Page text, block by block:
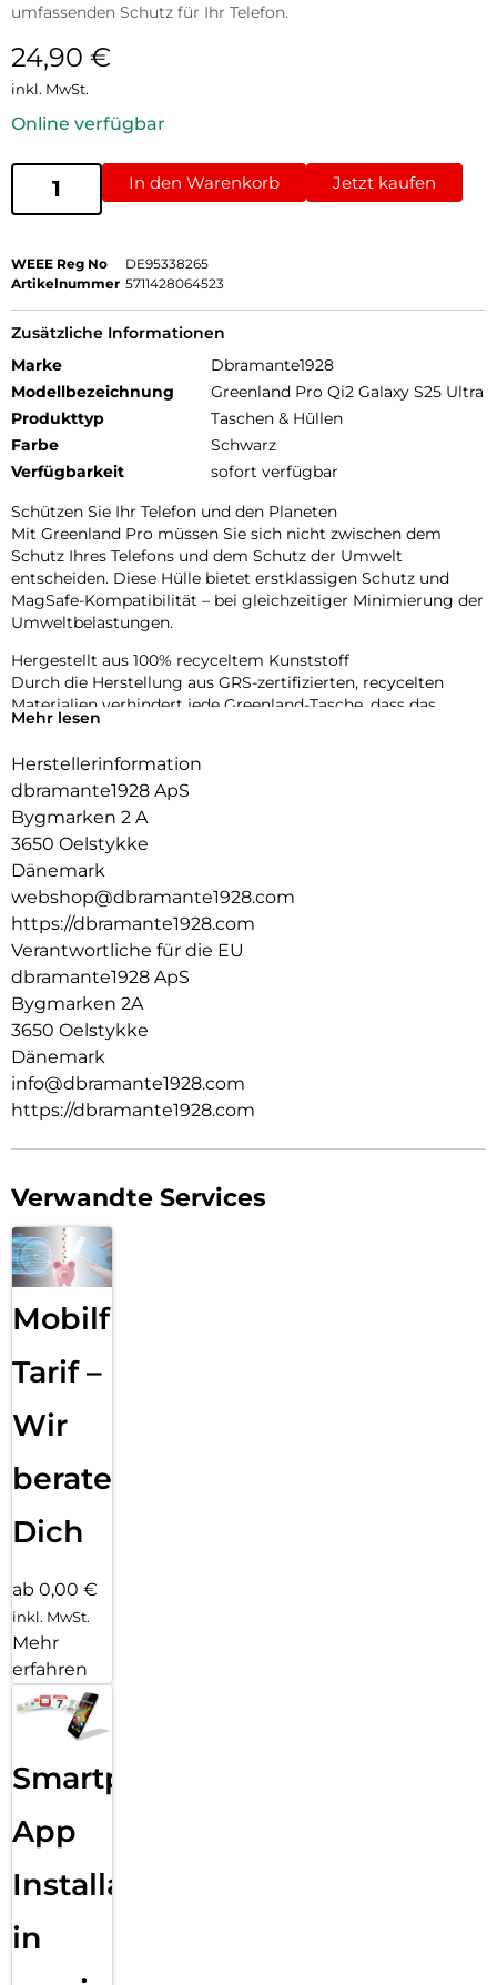
umfassenden Schutz für Ihr Telefon.
24,90 €
inkl. MwSt.
Online verfügbar
In den Warenkorb Jetzt kaufen
WEEE Reg No
DE95338265
Artikelnummer 5711428064523
Zusätzliche Informationen
Marke
Dbramante1928
Modellbezeichnung
Greenland Pro Qi2 Galaxy S25 Ultra
Produkttyp
Taschen & Hüllen
Farbe
Schwarz
Verfügbarkeit
sofort verfügbar
Schützen Sie Ihr Telefon und den Planeten
Mit Greenland Pro müssen Sie sich nicht zwischen dem
Schutz Ihres Telefons und dem Schutz der Umwelt
entscheiden. Diese Hülle bietet erstklassigen Schutz und
MagSafe-Kompatibilität – bei gleichzeitiger Minimierung der
Umweltbelastungen.
Hergestellt aus 100% recyceltem Kunststoff
Durch die Herstellung aus GRS-zertifizierten, recycelten
Materialien verhindert jede Greenland-Tasche, dass das
Gewicht von zwei Plastikflaschen in unseren Ozeanen und
Aufprallschutz mit MagSafe-Integration
Greenland Pro bietet Aufprallschutz aus 1,2 m Höhe in einem
schlanken Design. Der integrierte MagSafe-Magnet sorgt für
müheloses Aufladen und die Verwendung von Zubehör und
bietet gleichzeitig zuverlässigen Fallschutz.
Schlankes Design
Genießen Sie das schlanke Design, das bequem in Ihre Hand
und Tasche passt.
Mehr lesen
Herstellerinformation
dbramante1928 ApS
Bygmarken 2 A
3650 Oelstykke
Dänemark
webshop@dbramante1928.com
https://dbramante1928.com
Verantwortliche für die EU
dbramante1928 ApS
Bygmarken 2A
3650 Oelstykke
Dänemark
info@dbramante1928.com
https://dbramante1928.com
Verwandte Services
Mobilfunk
Tarif –
Wir
beraten
Dich
ab 0,00 €
inkl. MwSt.
Mehr
erfahren
Smartphone
App
Installation
in